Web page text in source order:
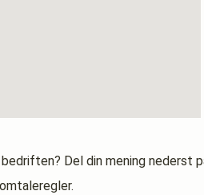
Del din mening nederst